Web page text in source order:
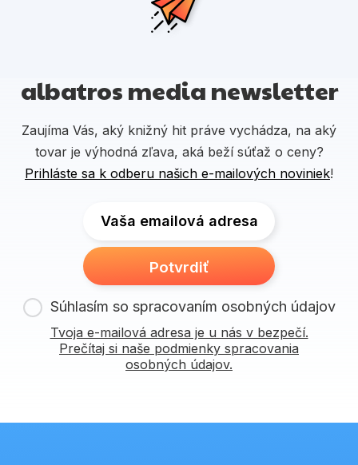
albatros media newsletter
Zaujíma Vás, aký knižný hit práve vychádza, na aký
tovar je výhodná zľava, aká beží súťaž o ceny?
Prihláste sa k odberu našich e-mailových noviniek!
Vaša emailová adresa
Potvrdiť
Súhlasím so spracovaním osobných údajov
Tvoja e-mailová adresa je u nás v bezpečí.
Prečítaj si naše podmienky spracovania
osobných údajov.